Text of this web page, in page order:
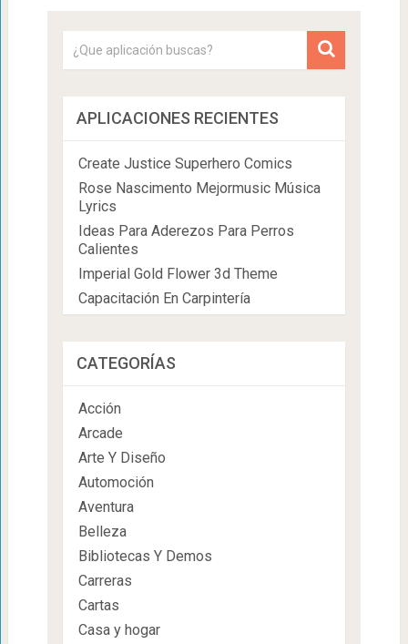
APLICACIONES RECIENTES
Create Justice Superhero Comics
Rose Nascimento Mejormusic Música
Lyrics
Ideas Para Aderezos Para Perros
Calientes
Imperial Gold Flower 3d Theme
Capacitación En Carpintería
CATEGORÍAS
Acción
Arcade
Arte Y Diseño
Automoción
Aventura
Belleza
Bibliotecas Y Demos
Carreras
Cartas
Casa y hogar